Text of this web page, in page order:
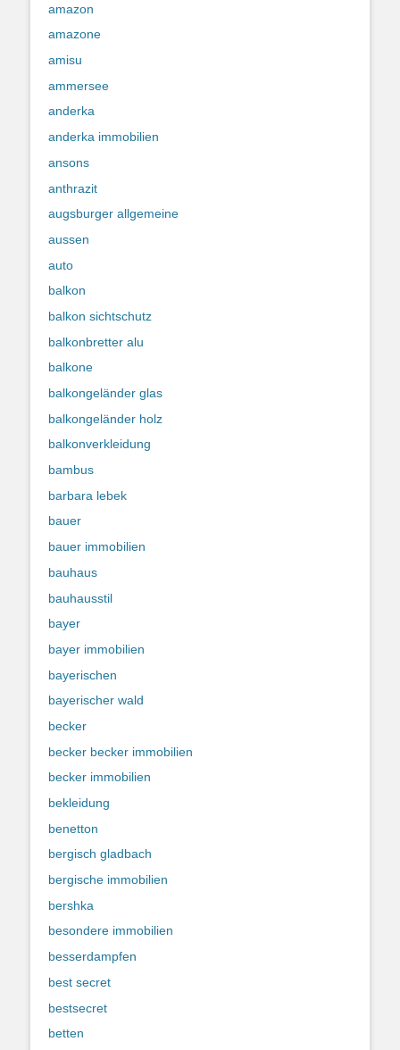
amazon
amazone
amisu
ammersee
anderka
anderka immobilien
ansons
anthrazit
augsburger allgemeine
aussen
auto
balkon
balkon sichtschutz
balkonbretter alu
balkone
balkongeländer glas
balkongeländer holz
balkonverkleidung
bambus
barbara lebek
bauer
bauer immobilien
bauhaus
bauhausstil
bayer
bayer immobilien
bayerischen
bayerischer wald
becker
becker becker immobilien
becker immobilien
bekleidung
benetton
bergisch gladbach
bergische immobilien
bershka
besondere immobilien
besserdampfen
best secret
bestsecret
betten